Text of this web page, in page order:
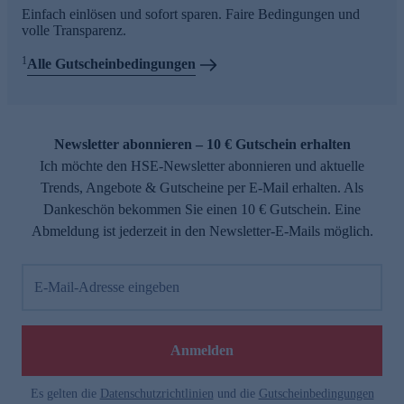
Einfach einlösen und sofort sparen. Faire Bedingungen und
volle Transparenz.
1Alle Gutscheinbedingungen
Newsletter abonnieren – 10 € Gutschein erhalten
Ich möchte den HSE-Newsletter abonnieren und aktuelle
Trends, Angebote & Gutscheine per E-Mail erhalten. Als
Dankeschön bekommen Sie einen 10 € Gutschein. Eine
Abmeldung ist jederzeit in den Newsletter-E-Mails möglich.
E-Mail-Adresse eingeben
Anmelden
Es gelten die Datenschutzrichtlinien und die Gutscheinbedingungen